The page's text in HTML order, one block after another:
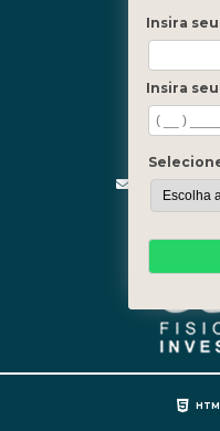
Segunda
Insira
Insira